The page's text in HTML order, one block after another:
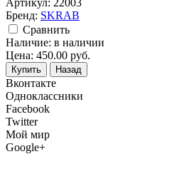
Бренд: SKRAB
Cравнить
Наличие: в наличии
Цена: 450.00 руб.
Купить Назад
Вконтакте
Одноклассники
Facebook
Twitter
Мой мир
Google+